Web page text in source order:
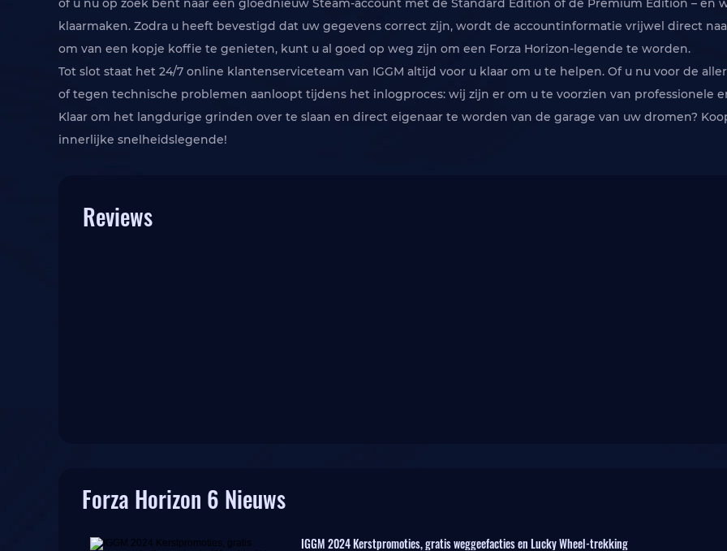
of u nu op zoek bent naar een gloednieuw Steam-account met de Standard Edition of de Premium Edition – en
klaarmaken. Zodra u heeft bevestigd dat uw gegevens correct zijn, wordt de accountinformatie vrijwel direct
om van een kopje koffie te genieten, kunt u al goed op weg zijn om een ​​Forza Horizon-legende te worden.
Tot slot staat het 24/7 online klantenserviceteam van IGGM altijd voor u klaar om u te helpen. Of u nu voor de
of tegen technische problemen aanloopt tijdens het inlogproces: wij zijn er om u te voorzien van professionele
Klaar om het langdurige grinden over te slaan en direct eigenaar te worden van de garage van uw dromen?
innerlijke snelheidslegende!
Reviews
Forza Horizon 6 Nieuws
IGGM 2024 Kerstpromoties, gratis weggeefacties en Lucky Wheel-trekking